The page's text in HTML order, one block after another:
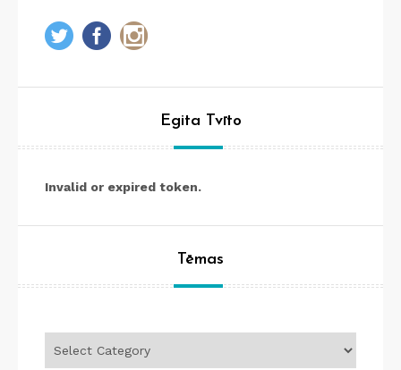
Egita Tvīto
Invalid or expired token.
Tēmas